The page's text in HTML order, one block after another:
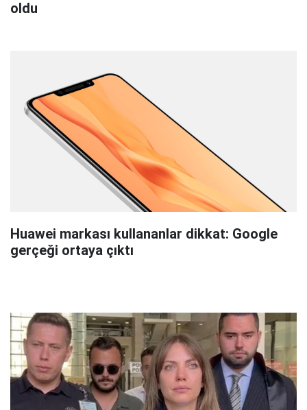
oldu
Huawei markası kullananlar dikkat: Google
gerçeği ortaya çıktı